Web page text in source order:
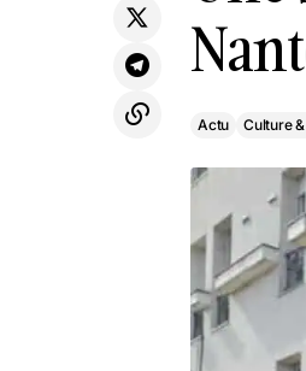
Actu Culture